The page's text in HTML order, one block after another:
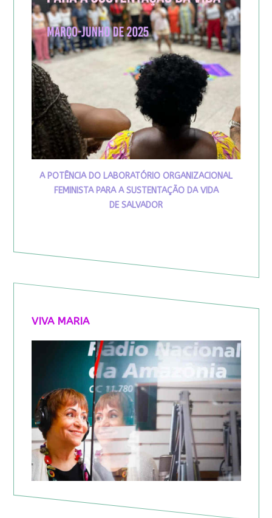
A POTÊNCIA DO LABORATÓRIO ORGANIZACIONAL
FEMINISTA PARA A SUSTENTAÇÃO DA VIDA
DE SALVADOR
VIVA MARIA